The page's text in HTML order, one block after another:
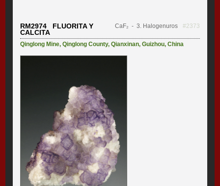
RM2974 FLUORITA Y
CALCITA
CaF₂ - 3. Halogenuros #2373
Qinglong Mine,Qinglong County,Qianxinan,Guizhou,China